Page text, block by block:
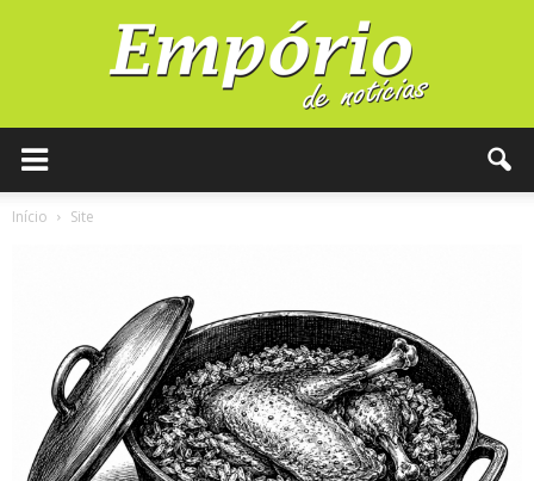
Início Site